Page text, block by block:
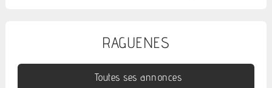
RAGUENES
Toutes ses annonces